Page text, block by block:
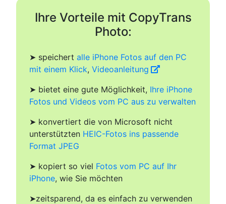
Ihre Vorteile mit CopyTrans
Photo:
➤ speichert alle iPhone Fotos auf den PC
mit einem Klick, Videoanleitung
➤ bietet eine gute Möglichkeit, Ihre iPhone
Fotos und Videos vom PC aus zu verwalten
➤ konvertiert die von Microsoft nicht
unterstützten HEIC-Fotos ins passende
Format JPEG
➤ kopiert so viel Fotos vom PC auf Ihr
iPhone, wie Sie möchten
➤zeitsparend, da es einfach zu verwenden